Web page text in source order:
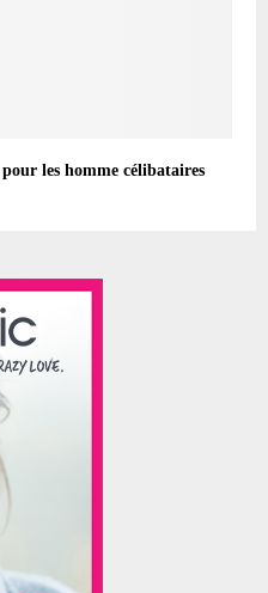
les homme célibataires